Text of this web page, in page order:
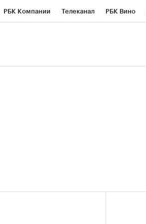
РБК Компании Телеканал РБК Вино